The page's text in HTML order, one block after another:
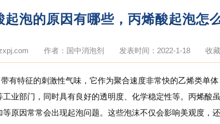
起泡的原因有哪些，丙烯酸起泡怎
作者：国中消泡剂 发表时间：2022-1-18 收
有特征的刺激性气味，它作为聚合速度非常快的乙烯类单
业部门，同时具有良好的透明度、化学稳定性等。丙烯酸
原因常常会出现起泡问题。这些泡沫不仅会影响美观度，